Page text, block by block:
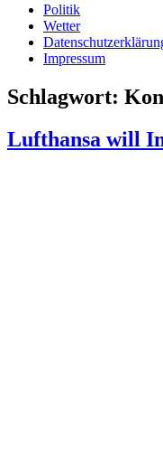
Politik
Wetter
Impressum
Schlagwort:
Lufthansa will